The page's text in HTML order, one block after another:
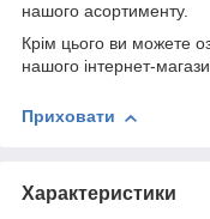
нашого асортименту.
Крім цього ви можете
нашого інтернет-
Приховати
Характеристики